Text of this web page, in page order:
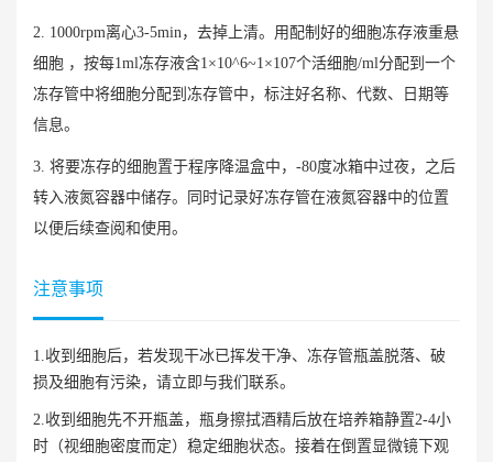
2. 1000rpm离心3-5min，去掉上清。用配制好的细胞冻存液重悬
细胞 ，按每1ml冻存液含1×10^6~1×107个活细胞/ml分配到一个
冻存管中将细胞分配到冻存管中，标注好名称、代数、日期等
信息。
3. 将要冻存的细胞置于程序降温盒中，-80度冰箱中过夜，之后
转入液氮容器中储存。同时记录好冻存管在液氮容器中的位置
以便后续查阅和使用。
注意事项
1.收到细胞后，若发现干冰已挥发干净、冻存管瓶盖脱落、破
损及细胞有污染，请立即与我们联系。
2.收到细胞先不开瓶盖，瓶身擦拭酒精后放在培养箱静置2-4小
时（视细胞密度而定）稳定细胞状态。接着在倒置显微镜下观